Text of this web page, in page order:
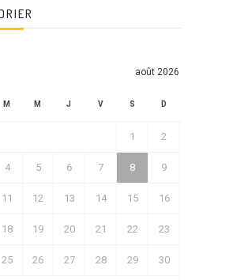
août 2026
M M J V S D
1 2
4 5 6 7 8 9
11 12 13 14 15 16
18 19 20 21 22 23
25 26 27 28 29 30